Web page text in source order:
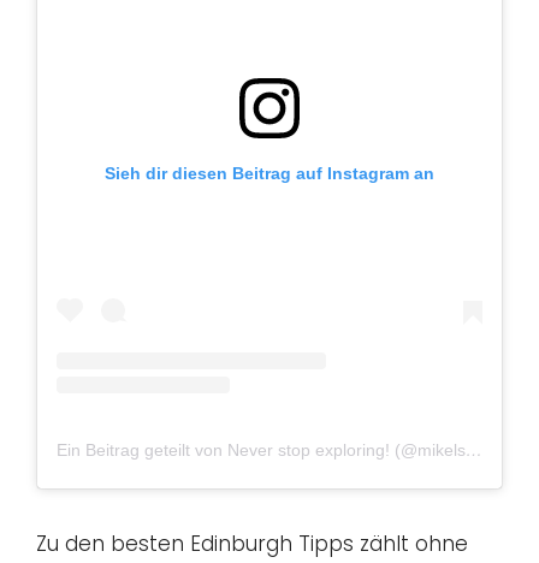
Sieh dir diesen Beitrag auf Instagram an
Ein Beitrag geteilt von Never stop exploring! (@mikelsworld)
Zu den besten Edinburgh Tipps zählt ohne